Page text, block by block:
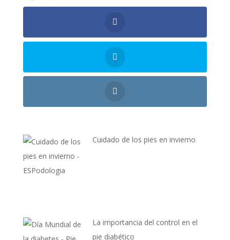
Cuidado de los pies en invierno
La importancia del control en el
pie diabético